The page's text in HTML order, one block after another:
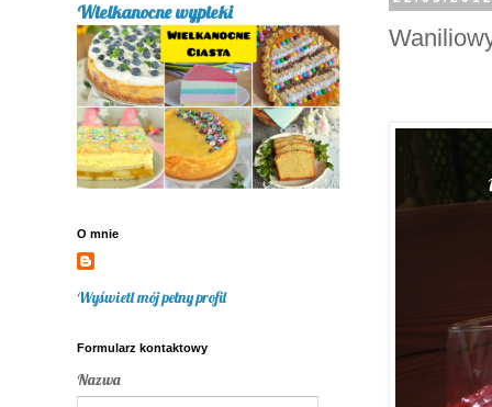
Wielkanocne wypieki
O mnie
Wyświetl mój pełny profil
Formularz kontaktowy
Nazwa